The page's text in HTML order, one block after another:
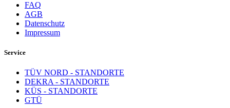
FAQ
AGB
Datenschutz
Impressum
Service
TÜV NORD - STANDORTE
DEKRA - STANDORTE
KÜS - STANDORTE
GTÜ